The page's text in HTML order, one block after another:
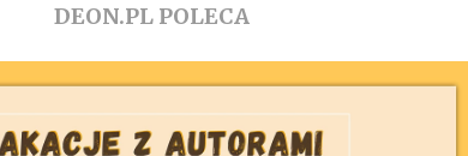
DEON.PL POLECA